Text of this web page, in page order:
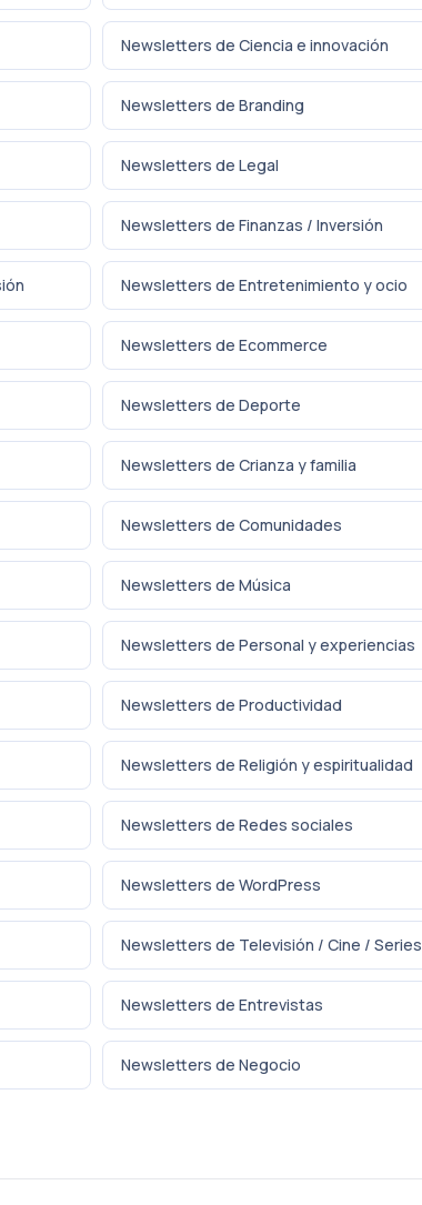
Newsletters de Ciencia e innovación
Newsletters de Branding
Newsletters de Legal
Newsletters de Finanzas / Inversión
Newsletters de Entretenimiento y ocio
Newsletters de Ecommerce
Newsletters de Deporte
Newsletters de Crianza y familia
Newsletters de Comunidades
Newsletters de Música
Newsletters de Personal y experiencias
Newsletters de Productividad
Newsletters de Religión y espiritualidad
Newsletters de Redes sociales
Newsletters de WordPress
Newsletters de Televisión / Cine / Series
Newsletters de Entrevistas
Newsletters de Negocio